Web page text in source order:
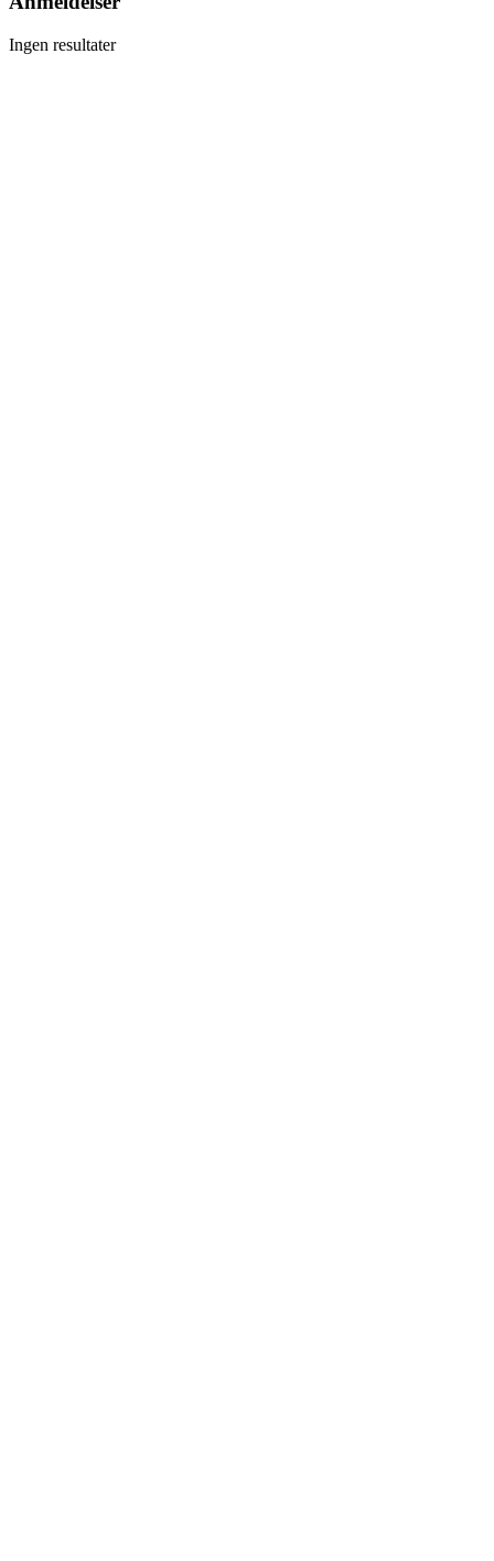
Ingen resultater